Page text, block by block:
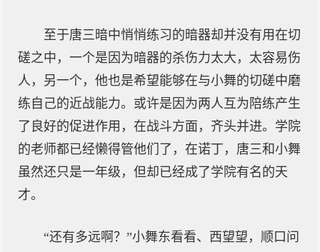
至于唐三暗中悄悄练习的暗器却并没有用在切
磋之中，一个是因为暗器的杀伤力太大，太容易伤
人，另一个，他也是希望能够在与小舞的切磋中磨
练自己的近战能力。或许是因为两人互为陪练产生
了良好的促进作用，在战斗方面，齐头并进。学院
的老师都已经懒得管他们了，在诺丁，唐三和小舞
虽然还只是一年级，但却已经成了学院有名的天
才。
“还有多远啊？”小舞东看看、西望望，顺口问